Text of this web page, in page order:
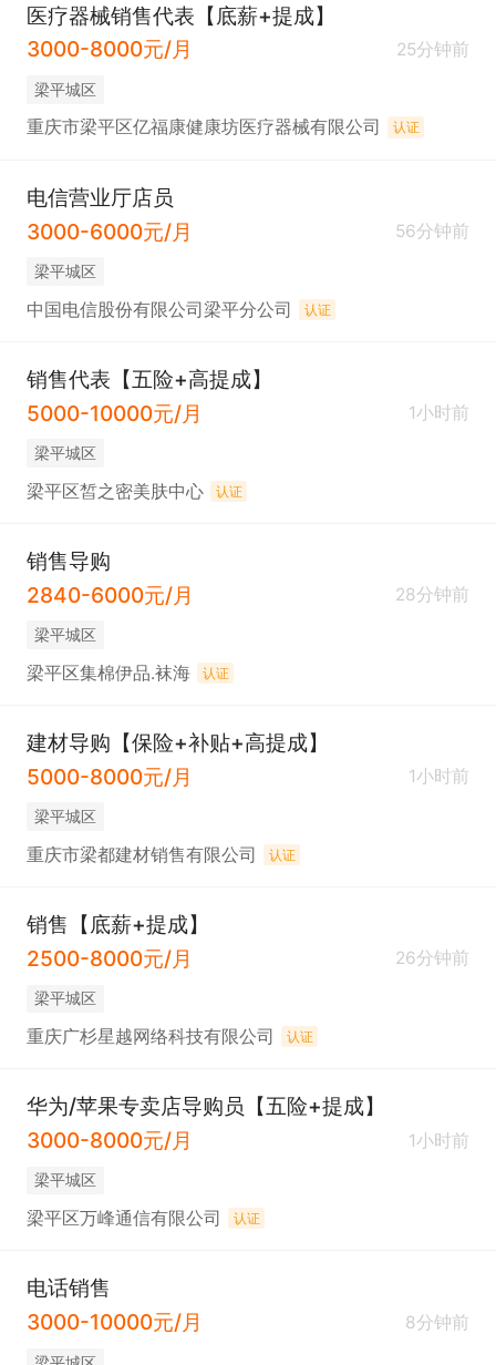
医疗器械销售代表【底薪+提成】
3000-8000元/月
25分钟前
梁平城区
重庆市梁平区亿福康健康坊医疗器械有限公司 认证
电信营业厅店员
3000-6000元/月
56分钟前
梁平城区
中国电信股份有限公司梁平分公司 认证
销售代表【五险+高提成】
5000-10000元/月
1小时前
梁平城区
梁平区皙之密美肤中心 认证
销售导购
2840-6000元/月
28分钟前
梁平城区
梁平区集棉伊品.袜海 认证
建材导购【保险+补贴+高提成】
5000-8000元/月
1小时前
梁平城区
重庆市梁都建材销售有限公司 认证
销售【底薪+提成】
2500-8000元/月
26分钟前
梁平城区
重庆广杉星越网络科技有限公司 认证
华为/苹果专卖店导购员【五险+提成】
3000-8000元/月
1小时前
梁平城区
梁平区万峰通信有限公司 认证
电话销售
3000-10000元/月
8分钟前